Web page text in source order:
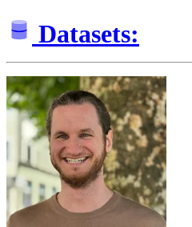
Datasets: